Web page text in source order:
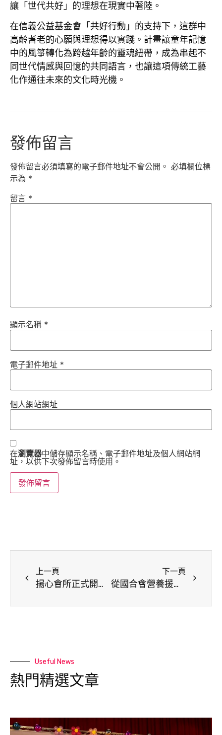
讓「世代共好」的理想在現實中著陸。
在信義公益基金會「共好行動」的支持下，這群中
高齡耆老的心願與理想得以實踐。計畫讓童年記憶
中的風箏轉化為跨越年齡的靈魂紐帶，成為串起不
同世代情感與回憶的共同語言，也讓這項傳統工藝
化作通往未來的文化時光機。
發佈留言
發佈留言必須填寫的電子郵件地址不會公開。 必填欄位標
示為 *
留言 *
顯示名稱 *
電子郵件地址 *
個人網站網址
在瀏覽器中儲存顯示名稱、電子郵件地址及個人網站網
址，以供下次發佈留言時使用。
上一頁
揚心會所正式開幕 楊梅埔心成立首間精神障礙者協作模式服務據點
下一頁
從國合會營養援助經驗出發，推動高蛋白「介護麵」導入社福與照顧場域
Useful News
熱門精選文章